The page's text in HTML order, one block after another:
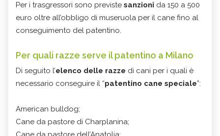
Per i trasgressori sono previste sanzioni da 150 a 500
euro oltre all’obbligo di museruola per il cane fino al
conseguimento del patentino.
Per quali razze serve il patentino a Milano
Di seguito l’elenco delle razze di cani per i quali è
necessario conseguire il “patentino cane speciale”:
American bulldog;
Cane da pastore di Charplanina;